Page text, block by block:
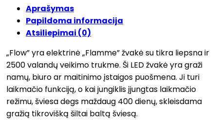
Aprašymas
Papildoma informacija
Atsiliepimai (0)
„Flow” yra elektrinė „Flamme” žvakė su tikra liepsna ir
2500 valandų veikimo trukme. Ši LED žvakė yra graži
namų, biuro ar maitinimo įstaigos puošmena. Ji turi
laikmačio funkciją, o kai jungiklis įjungtas laikmačio
režimu, šviesa degs maždaug 400 dienų, skleisdama
gražią tikrovišką šiltai baltą šviesą.